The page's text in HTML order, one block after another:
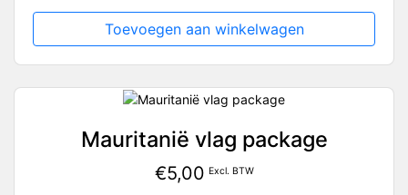
Toevoegen aan winkelwagen
Mauritanië vlag package
€5,00 Excl. BTW